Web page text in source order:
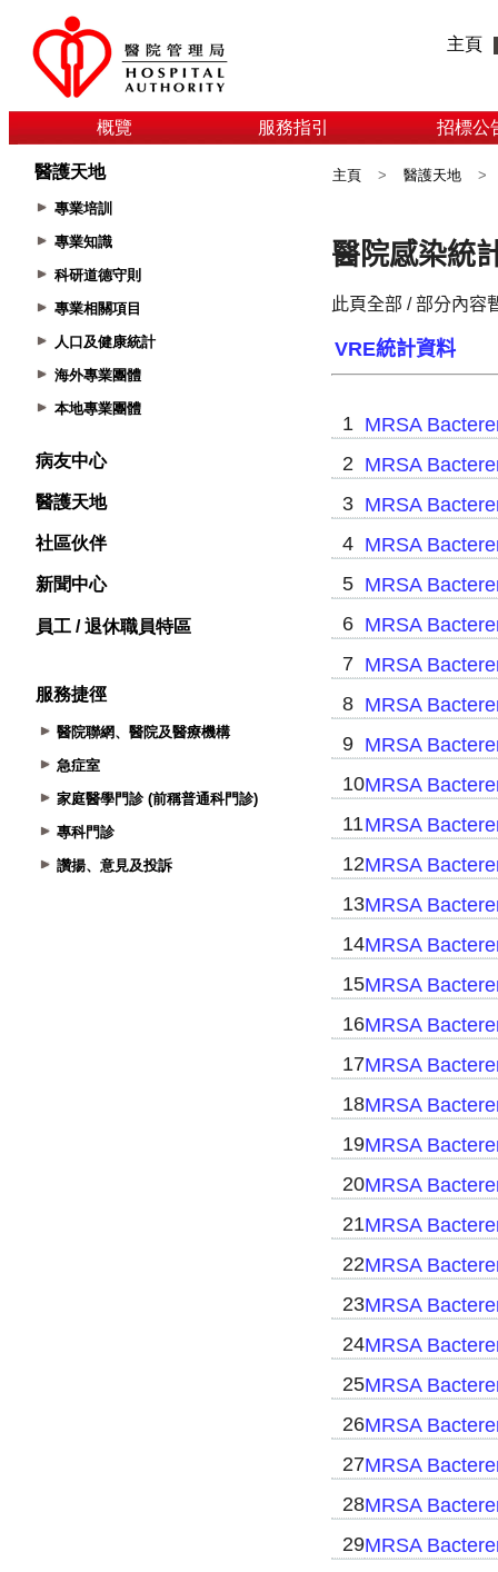
主頁
概覽 服務指引 招標公
醫護天地
專業培訓
專業知識
科研道德守則
專業相關項目
人口及健康統計
海外專業團體
本地專業團體
病友中心
醫護天地
社區伙伴
新聞中心
員工 / 退休職員特區
服務捷徑
醫院聯網、醫院及醫療機構
急症室
家庭醫學門診 (前稱普通科門診)
專科門診
讚揚、意見及投訴
主頁 > 醫護天地 >